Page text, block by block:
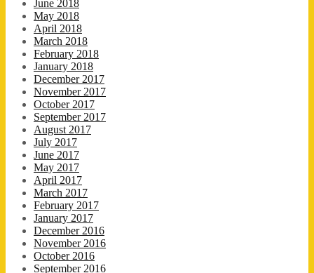
June 2018
May 2018
April 2018
March 2018
February 2018
January 2018
December 2017
November 2017
October 2017
September 2017
August 2017
July 2017
June 2017
May 2017
April 2017
March 2017
February 2017
January 2017
December 2016
November 2016
October 2016
September 2016